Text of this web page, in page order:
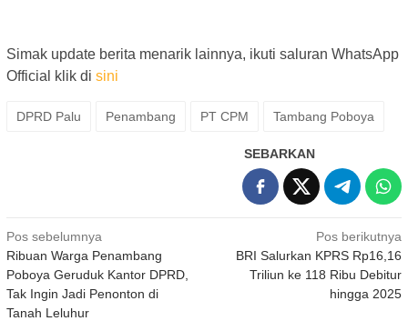
Simak update berita menarik lainnya, ikuti saluran WhatsApp
Official klik di sini
DPRD Palu Penambang PT CPM Tambang Poboya
SEBARKAN
Navigasi
pos
Pos sebelumnya
Ribuan Warga Penambang
Poboya Geruduk Kantor DPRD,
Tak Ingin Jadi Penonton di
Tanah Leluhur
Pos berikutnya
BRI Salurkan KPRS Rp16,16
Triliun ke 118 Ribu Debitur
hingga 2025